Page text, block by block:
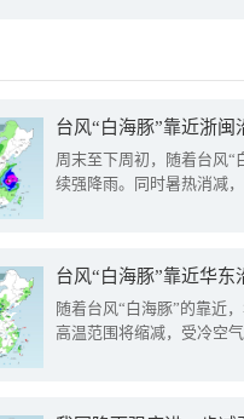
台风“白海豚”靠近浙
周末至下周初，随着台风“
续强降雨。同时暑热消减
台风“白海豚”靠近华
随着台风“白海豚”的靠近
高温范围将缩减，受冷空